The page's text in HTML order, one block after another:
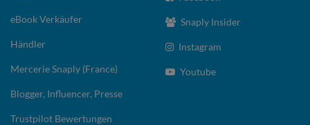
eBook Verkäufer
Händler
Mercerie Snaply (France)
Blogger, Influencer, Presse
Trustpilot Bewertungen
Snaply Insider
Instagram
Youtube